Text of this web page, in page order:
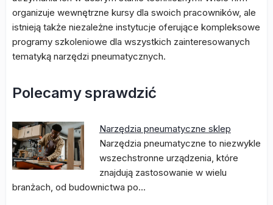
organizuje wewnętrzne kursy dla swoich pracowników, ale
istnieją także niezależne instytucje oferujące kompleksowe
programy szkoleniowe dla wszystkich zainteresowanych
tematyką narzędzi pneumatycznych.
Polecamy sprawdzić
Narzędzia pneumatyczne sklep
Narzędzia pneumatyczne to niezwykle
wszechstronne urządzenia, które
znajdują zastosowanie w wielu
branżach, od budownictwa po…